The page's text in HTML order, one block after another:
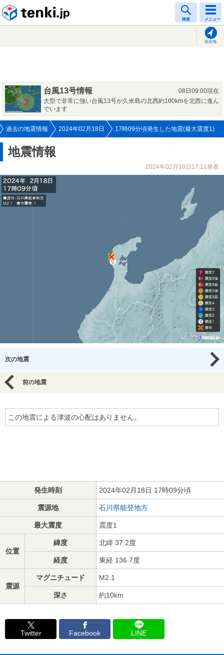
検索 メニュー
現在地
台風13号情報
08日09:00現在
大型で非常に強い台風13号が久米島の北西約100kmを北西に進ん
でいます
過去の地震情報 2024年02月18日 17時09分頃発生した地震(最大震度1)
地震情報
2024年02月18日17:11発表
次の地震
前の地震
この地震による津波の心配はありません。
発生時刻 2024年02月18日 17時09分頃
震源地 石川県能登地方
最大震度 震度1
位置
緯度 北緯 37.2度
経度 東経 136.7度
震源
マグニチュード M2.1
深さ 約10km
Twitter Facebook LINE